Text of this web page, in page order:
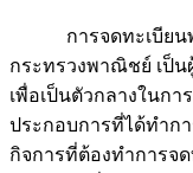
การจดทะเบียนพ
กระทรวงพาณิชย์ เป็
เพื่อเป็นตัวกลางในก
ประกอบการที่ได้ทำก
กิจการที่ต้องทำการจ